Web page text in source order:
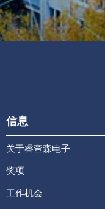
信息
关于睿查森电子
奖项
工作机会